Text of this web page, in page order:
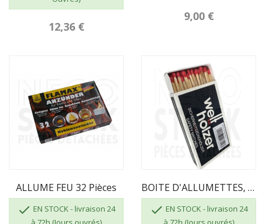
12,36 €
9,00 €
ALLUME FEU 32 Pièces
 EN STOCK - livraison 24
BOITE D'ALLUMETTES, 55 Pcs, Longueur 100 Mm
 EN STOCK - livraison 24